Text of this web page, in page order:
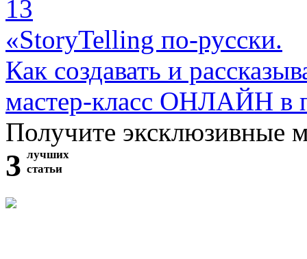
13
«StoryTelling по-русски.
Как создавать и
мастер-класс ОНЛАЙН в
Получите эксклюзивные
3 лучших
статьи